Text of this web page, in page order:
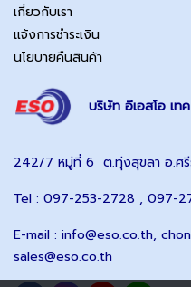
เกี่ยวกับเรา
แจ้งการชำระเงิน
นโยบายคืนสินค้า
บริษัท อีเอสโอ เท
242/7 หมู่ที่ 6 ต.ทุ่งสุขลา อ.ศรี
Tel : 097-253-2728 , 097-
E-mail : info@eso.co.th,
sales@eso.co.th